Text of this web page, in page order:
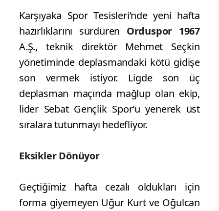
Karşıyaka Spor Tesisleri’nde yeni hafta
hazırlıklarını sürdüren Orduspor 1967
A.Ş., teknik direktör Mehmet Seçkin
yönetiminde deplasmandaki kötü gidişe
son vermek istiyor. Ligde son üç
deplasman maçında mağlup olan ekip,
lider Sebat Gençlik Spor’u yenerek üst
sıralara tutunmayı hedefliyor.
Eksikler Dönüyor
Geçtiğimiz hafta cezalı oldukları için
forma giyemeyen Uğur Kurt ve Oğulcan